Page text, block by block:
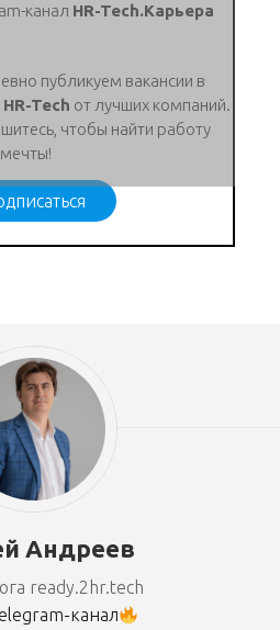
канал HR-Tech.Карьера
публикуем вакансии в
HR-Tech от лучших компаний.
чтобы найти работу
Андреев
ready.2hr.tech
канал